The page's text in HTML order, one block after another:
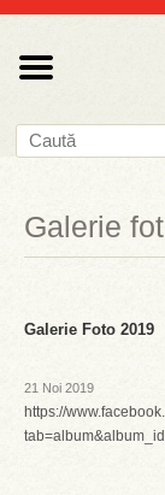
Galerie
Galerie Foto 2019
21 Noi 2019
https://